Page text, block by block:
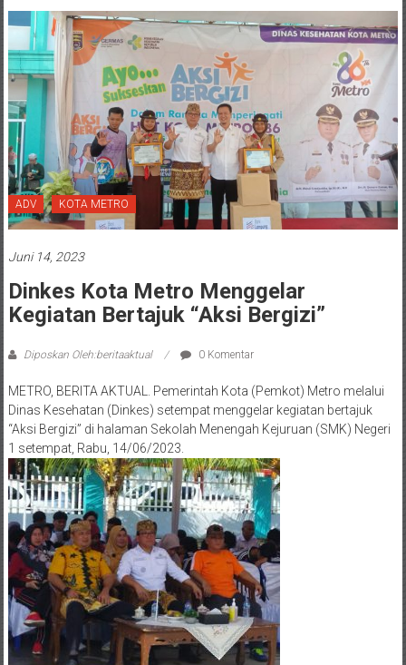
berita
terpercaya
ADV KOTA METRO
Juni 14, 2023
Dinkes Kota Metro Menggelar
Kegiatan Bertajuk “Aksi Bergizi”
Diposkan Oleh:beritaaktual 0 Komentar
METRO, BERITA AKTUAL. Pemerintah Kota (Pemkot) Metro melalui
Dinas Kesehatan (Dinkes) setempat menggelar kegiatan bertajuk
“Aksi Bergizi” di halaman Sekolah Menengah Kejuruan (SMK) Negeri
1 setempat, Rabu, 14/06/2023.